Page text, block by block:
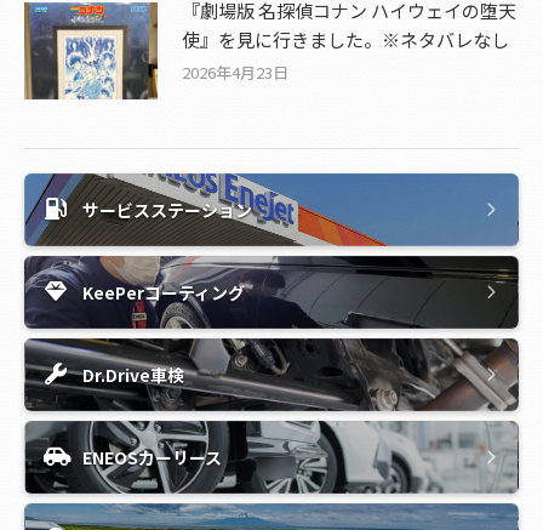
『劇場版 名探偵コナン ハイウェイの堕天
使』を見に行きました。※ネタバレなし
2026年4月23日
サービスステーション
KeePerコーティング
Dr.Drive車検
ENEOSカーリース